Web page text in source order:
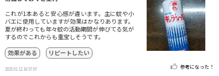
これが1本あると安心感が違います。主に蚊や小
バエに使用していますが効果はかなりあります。
夏が終わっても年々蚊の活動期間が伸びてる気が
するのでこれからも重宝しそうです。
効果がある
リピートしたい
2025.01.12 16:57:07 参考になった！